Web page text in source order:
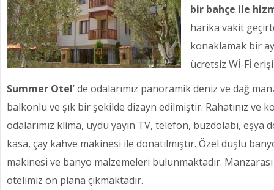
bir bahçe ile
harika vakit
konaklamak bir
ücretsiz Wİ-Fİ
Summer Otel’ de odalarımız panoramik deniz ve dağ
balkonlu ve şık bir şekilde dizayn edilmiştir. Rahatınız ve
odalarımız klima, uydu yayın TV, telefon, buzdolabı, eşya
kasa, çay kahve makinesi ile donatılmıştır. Özel duşlu
makinesi ve banyo malzemeleri bulunmaktadır.
otelimiz ön plana çıkmaktadır.